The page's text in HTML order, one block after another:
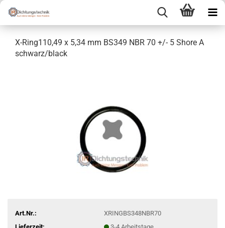
X-Ring110,49 x 5,34 mm BS349 NBR 70 +/- 5 Shore A
schwarz/black
Art.Nr.:
XRINGBS348NBR70
Lieferzeit:
3-4 Arbeitstage